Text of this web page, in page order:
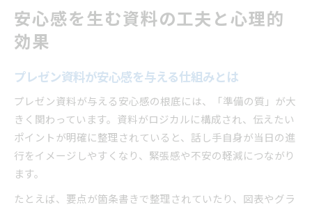
安心感を生む資料の工夫と心理的
効果
プレゼン資料が安心感を与える仕組みとは
プレゼン資料が与える安心感の根底には、「準備の質」が大
きく関わっています。資料がロジカルに構成され、伝えたい
ポイントが明確に整理されていると、話し手自身が当日の進
行をイメージしやすくなり、緊張感や不安の軽減につながり
ます。
たとえば、要点が箇条書きで整理されていたり、図表やグラ